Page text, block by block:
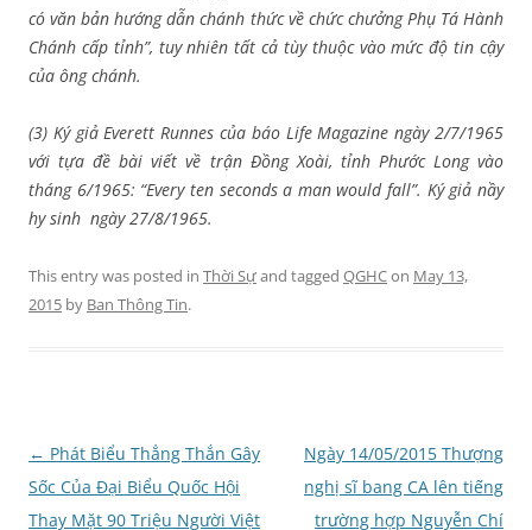
có văn bản hướng dẫn chánh thức về chức chưởng Phụ Tá Hành
Chánh cấp tỉnh”, tuy nhiên tất cả tùy thuộc vào mức độ tin cậy
của ông chánh.
(3) Ký giả Everett Runnes của báo Life Magazine ngày 2/7/1965
với tựa đề bài viết về trận Đồng Xoài, tỉnh Phước Long vào
tháng 6/1965: “Every ten seconds a man would fall”. Ký giả nầy
hy sinh ngày 27/8/1965.
This entry was posted in Thời Sựand tagged QGHCon May 13,
2015 by Ban Thông Tin.
Post
navigation
← Phát Biểu Thẳng Thắn Gây
Sốc Của Đại Biểu Quốc Hội
Thay Mặt 90 Triệu Người Việt
Ngày 14/05/2015 Thượng
nghị sĩ bang CA lên tiếng
trường hợp Nguyễn Chí